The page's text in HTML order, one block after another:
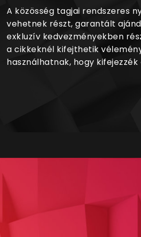
A közösség tagjai rendszeres
vehetnek részt, garantált
exkluzív kedvezményekben
a cikkeknél kifejthetik
használhatnak, hogy